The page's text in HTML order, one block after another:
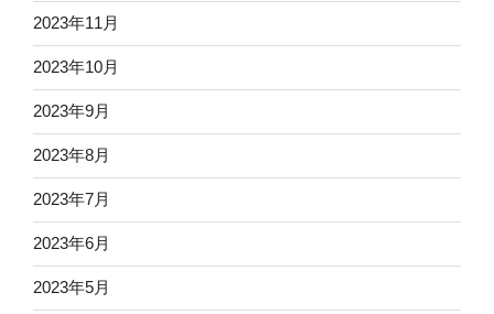
2023年11月
2023年10月
2023年9月
2023年8月
2023年7月
2023年6月
2023年5月